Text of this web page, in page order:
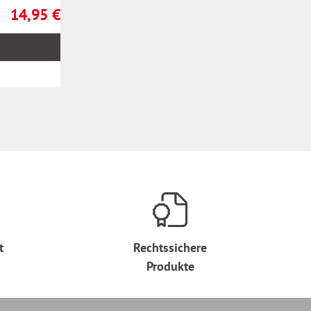
Regulärer Preis:
14,95 €
Rechtssichere
Produkte